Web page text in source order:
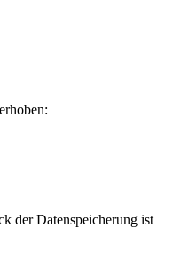
der Datenspeicherung ist